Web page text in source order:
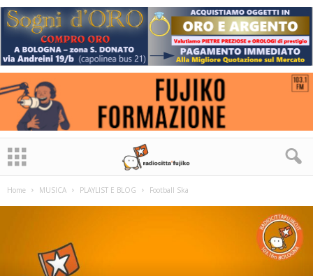
Home MUSICA PLAYLIST E BLOG Football Ska